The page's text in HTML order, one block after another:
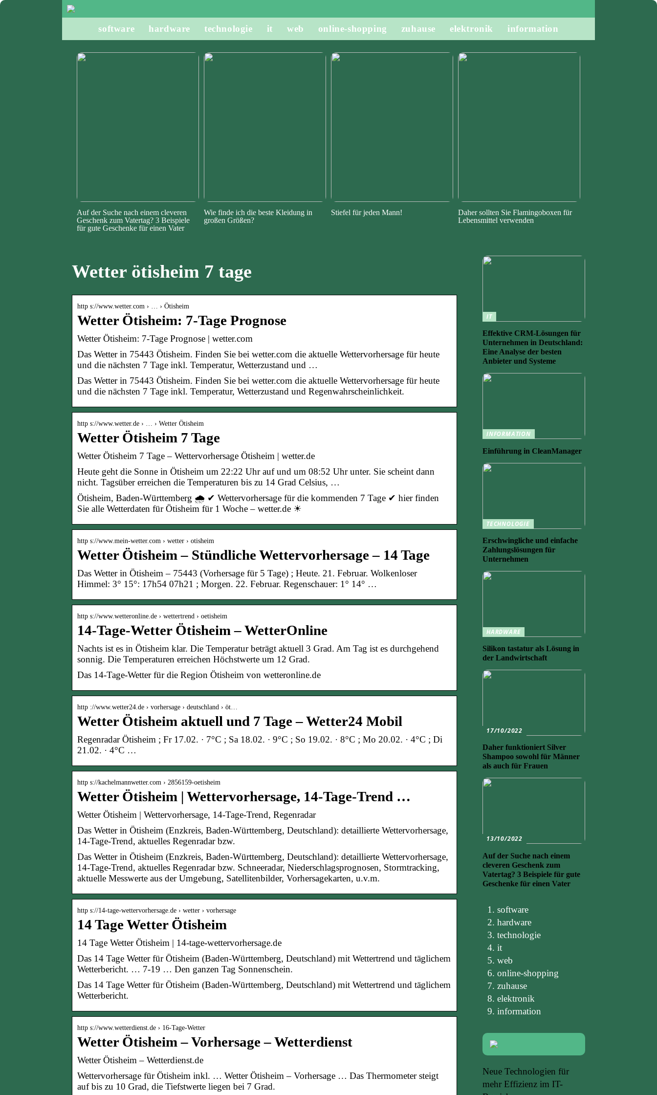
software hardware technologie it web online-shopping zuhause elektronik information
Auf der Suche nach einem cleveren
Geschenk zum Vatertag? 3 Beispiele
für gute Geschenke für einen Vater
Wie finde ich die beste Kleidung in
großen Größen?
Stiefel für jeden Mann!
Daher sollten Sie Flamingoboxen für
Lebensmittel verwenden
Wetter ötisheim 7 tage
http s://www.wetter.com › … › Ötisheim
Wetter Ötisheim: 7-Tage Prognose
Wetter Ötisheim: 7-Tage Prognose | wetter.com
Das Wetter in 75443 Ötisheim. Finden Sie bei wetter.com die aktuelle Wettervorhersage für heute
und die nächsten 7 Tage inkl. Temperatur, Wetterzustand und …
Das Wetter in 75443 Ötisheim. Finden Sie bei wetter.com die aktuelle Wettervorhersage für heute
und die nächsten 7 Tage inkl. Temperatur, Wetterzustand und Regenwahrscheinlichkeit.
http s://www.wetter.de › … › Wetter Ötisheim
Wetter Ötisheim 7 Tage
Wetter Ötisheim 7 Tage – Wettervorhersage Ötisheim | wetter.de
Heute geht die Sonne in Ötisheim um 22:22 Uhr auf und um 08:52 Uhr unter. Sie scheint dann
nicht. Tagsüber erreichen die Temperaturen bis zu 14 Grad Celsius, …
Ötisheim, Baden-Württemberg 🌧️ ✔ Wettervorhersage für die kommenden 7 Tage ✔ hier finden
Sie alle Wetterdaten für Ötisheim für 1 Woche – wetter.de ☀
http s://www.mein-wetter.com › wetter › otisheim
Wetter Ötisheim – Stündliche Wettervorhersage – 14 Tage
Das Wetter in Ötisheim – 75443 (Vorhersage für 5 Tage) ; Heute. 21. Februar. Wolkenloser
Himmel: 3° 15°: 17h54 07h21 ; Morgen. 22. Februar. Regenschauer: 1° 14° …
http s://www.wetteronline.de › wettertrend › oetisheim
14-Tage-Wetter Ötisheim – WetterOnline
Nachts ist es in Ötisheim klar. Die Temperatur beträgt aktuell 3 Grad. Am Tag ist es durchgehend
sonnig. Die Temperaturen erreichen Höchstwerte um 12 Grad.
Das 14-Tage-Wetter für die Region Ötisheim von wetteronline.de
http ://www.wetter24.de › vorhersage › deutschland › öt…
Wetter Ötisheim aktuell und 7 Tage – Wetter24 Mobil
Regenradar Ötisheim ; Fr 17.02. · 7°C ; Sa 18.02. · 9°C ; So 19.02. · 8°C ; Mo 20.02. · 4°C ; Di
21.02. · 4°C …
http s://kachelmannwetter.com › 2856159-oetisheim
Wetter Ötisheim | Wettervorhersage, 14-Tage-Trend …
Wetter Ötisheim | Wettervorhersage, 14-Tage-Trend, Regenradar
Das Wetter in Ötisheim (Enzkreis, Baden-Württemberg, Deutschland): detaillierte Wettervorhersage,
14-Tage-Trend, aktuelles Regenradar bzw.
Das Wetter in Ötisheim (Enzkreis, Baden-Württemberg, Deutschland): detaillierte Wettervorhersage,
14-Tage-Trend, aktuelles Regenradar bzw. Schneeradar, Niederschlagsprognosen, Stormtracking,
aktuelle Messwerte aus der Umgebung, Satellitenbilder, Vorhersagekarten, u.v.m.
http s://14-tage-wettervorhersage.de › wetter › vorhersage
14 Tage Wetter Ötisheim
14 Tage Wetter Ötisheim | 14-tage-wettervorhersage.de
Das 14 Tage Wetter für Ötisheim (Baden-Württemberg, Deutschland) mit Wettertrend und täglichem
Wetterbericht. … 7-19 … Den ganzen Tag Sonnenschein.
Das 14 Tage Wetter für Ötisheim (Baden-Württemberg, Deutschland) mit Wettertrend und täglichem
Wetterbericht.
http s://www.wetterdienst.de › 16-Tage-Wetter
Wetter Ötisheim – Vorhersage – Wetterdienst
Wetter Ötisheim – Wetterdienst.de
Wettervorhersage für Ötisheim inkl. … Wetter Ötisheim – Vorhersage … Das Thermometer steigt
auf bis zu 10 Grad, die Tiefstwerte liegen bei 7 Grad.
IT
Effektive CRM-Lösungen für
Unternehmen in Deutschland:
Eine Analyse der besten
Anbieter und Systeme
INFORMATION
Einführung in CleanManager
TECHNOLOGIE
Erschwingliche und einfache
Zahlungslösungen für
Unternehmen
HARDWARE
Silikon tastatur als Lösung in
der Landwirtschaft
17/10/2022
Daher funktioniert Silver
Shampoo sowohl für Männer
als auch für Frauen
13/10/2022
Auf der Suche nach einem
cleveren Geschenk zum
Vatertag? 3 Beispiele für gute
Geschenke für einen Vater
software
hardware
technologie
it
web
online-shopping
zuhause
elektronik
information
Neue Technologien für
mehr Effizienz im IT-